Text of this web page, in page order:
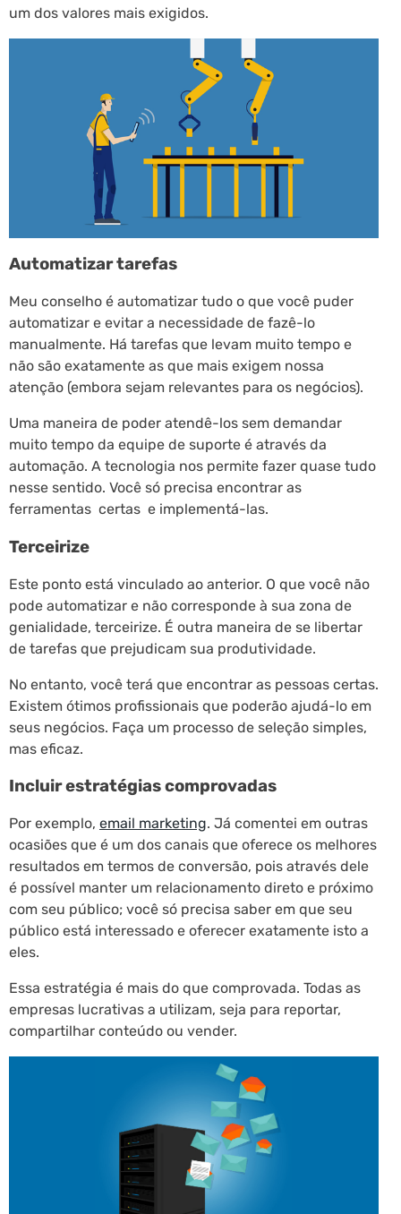
um dos valores mais exigidos.
Automatizar tarefas
Meu conselho é automatizar tudo o que você puder
automatizar e evitar a necessidade de fazê-lo
manualmente. Há tarefas que levam muito tempo e
não são exatamente as que mais exigem nossa
atenção (embora sejam relevantes para os negócios).
Uma maneira de poder atendê-los sem demandar
muito tempo da equipe de suporte é através da
automação. A tecnologia nos permite fazer quase tudo
nesse sentido. Você só precisa encontrar as
ferramentas certas e implementá-las.
Terceirize
Este ponto está vinculado ao anterior. O que você não
pode automatizar e não corresponde à sua zona de
genialidade, terceirize. É outra maneira de se libertar
de tarefas que prejudicam sua produtividade.
No entanto, você terá que encontrar as pessoas certas.
Existem ótimos profissionais que poderão ajudá-lo em
seus negócios. Faça um processo de seleção simples,
mas eficaz.
Incluir estratégias comprovadas
Por exemplo, email marketing. Já comentei em outras
ocasiões que é um dos canais que oferece os melhores
resultados em termos de conversão, pois através dele
é possível manter um relacionamento direto e próximo
com seu público; você só precisa saber em que seu
público está interessado e oferecer exatamente isto a
eles.
Essa estratégia é mais do que comprovada. Todas as
empresas lucrativas a utilizam, seja para reportar,
compartilhar conteúdo ou vender.